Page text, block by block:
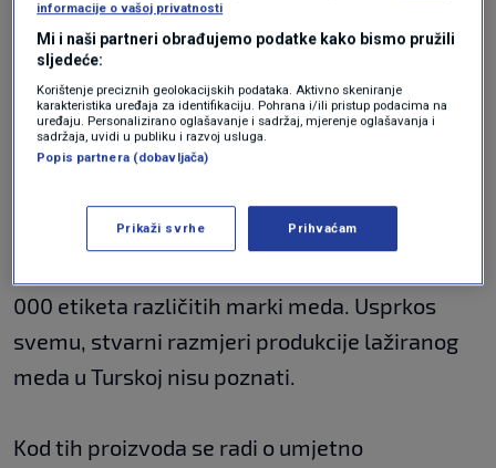
to je postao problem s kojim se u
međuvremenu pozabavila i turska policija.
Tijekom proteklih mjeseci dogodile su se
brojne racije, u okviru kojih je zaplijenjeno i
nekoliko tona lažnog meda.
U jednoj raciji u glavnom gradu Ankari, u rujnu
prošle godine su policijski službenici otkrili
000 etiketa različitih marki meda. Usprkos
svemu, stvarni razmjeri produkcije lažiranog
meda u Turskoj nisu poznati.
Kod tih proizvoda se radi o umjetno
informacije o vašoj privatnosti
Mi i naši partneri obrađujemo podatke kako bismo pružili
sljedeće:
Korištenje preciznih geolokacijskih podataka. Aktivno skeniranje
karakteristika uređaja za identifikaciju. Pohrana i/ili pristup podacima na
uređaju. Personalizirano oglašavanje i sadržaj, mjerenje oglašavanja i
sadržaja, uvidi u publiku i razvoj usluga.
Popis partnera (dobavljača)
Prikaži svrhe Prihvaćam